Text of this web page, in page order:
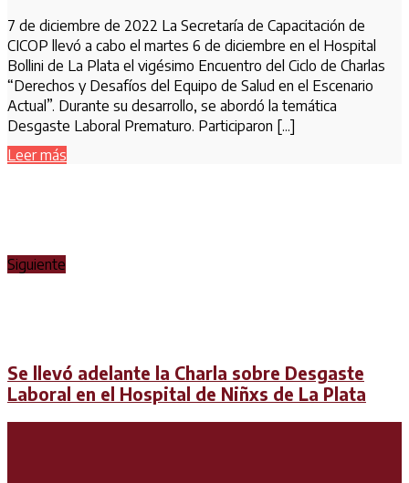
7 de diciembre de 2022 La Secretaría de Capacitación de
CICOP llevó a cabo el martes 6 de diciembre en el Hospital
Bollini de La Plata el vigésimo Encuentro del Ciclo de Charlas
“Derechos y Desafíos del Equipo de Salud en el Escenario
Actual”. Durante su desarrollo, se abordó la temática
Desgaste Laboral Prematuro. Participaron [...]
Leer más
Siguiente
Se llevó adelante la Charla sobre Desgaste
Laboral en el Hospital de Niñxs de La Plata